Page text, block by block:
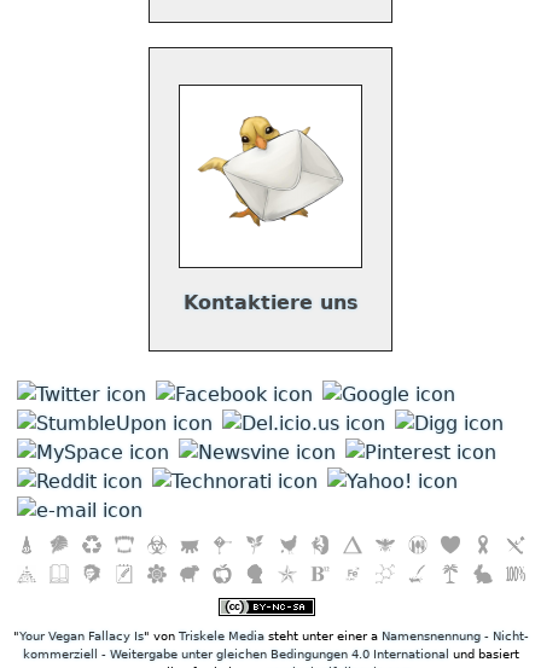
Kontaktiere uns
"Your Vegan Fallacy Is" von Triskele Mediasteht unter einer a Namensnennung - Nicht-
kommerziell - Weitergabe unter gleichen Bedingungen 4.0 International und basiert